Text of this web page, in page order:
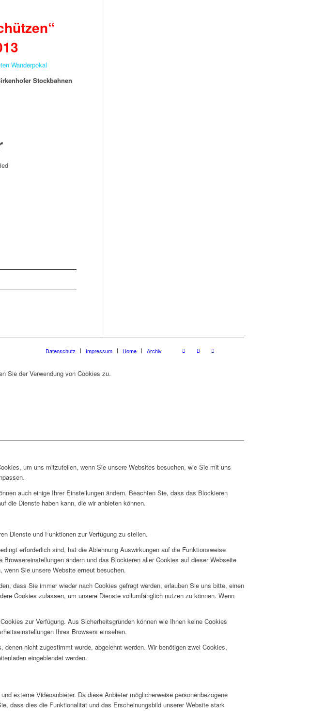
Wanderpokal
Stockbahnen
Datenschutz Impressum Home Archiv
Sie der Verwendung von Cookies zu.
um uns mitzuteilen, wenn Sie unsere Websites besuchen, wie Sie mit uns
auch einige Ihrer Einstellungen ändern. Beachten Sie, dass das Blockieren
die Dienste haben kann, die wir anbieten können.
Dienste und Funktionen zur Verfügung zu stellen.
erforderlich sind, hat die Ablehnung Auswirkungen auf die Funktionsweise
ändern und das Blockieren aller Cookies auf dieser Webseite
Sie unsere Website erneut besuchen.
dass Sie immer wieder nach Cookies gefragt werden, erlauben Sie uns bitte, einen
Cookies zulassen, um unsere Dienste vollumfänglich nutzen zu können. Wenn
zur Verfügung. Aus Sicherheitsgründen können wie Ihnen keine Cookies
Ihres Browsers einsehen.
nicht zugestimmt wurde, abgelehnt werden. Wir benötigen zwei Cookies,
eingeblendet werden.
externe Videoanbieter. Da diese Anbieter möglicherweise personenbezogene
dass dies die Funktionalität und das Erscheinungsbild unserer Website stark